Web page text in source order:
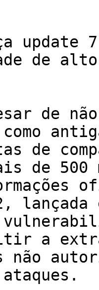
update
de
de
de
de
lançada
a
não